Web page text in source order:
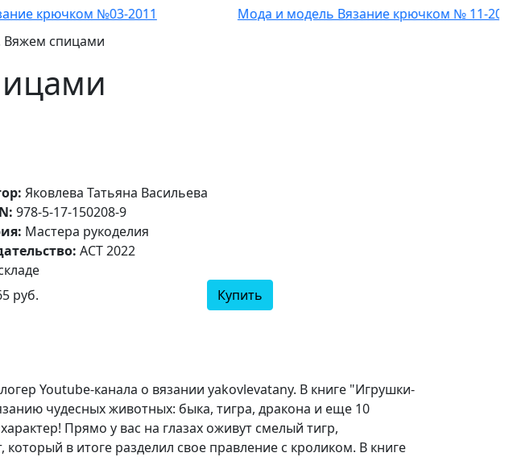
№03-2011
Мода и модель Вязание крючком № 11-2011
спицами
Яковлева Татьяна Васильева
978-5-17-150208-9
Мастера рукоделия
АСТ 2022
руб.
Купить
Youtube-канала о вязании yakovlevatany. В книге "Игрушки-
чудесных животных: быка, тигра, дракона и еще 10
Прямо у вас на глазах оживут смелый тигр,
в итоге разделил свое правление с кроликом. В книге